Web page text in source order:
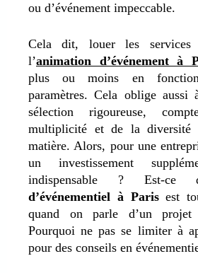
ou d’événement impeccable.
Cela dit, louer les services
l’animation d’événement à
plus ou moins en
paramètres. Cela oblige aussi
sélection rigoureuse,
multiplicité et de la diversité
matière. Alors, pour une
un investissement
indispensable ? Est-ce
d’événementiel à Parisest
quand on parle d’un projet
Pourquoi ne pas se limiter à
pour des conseils en